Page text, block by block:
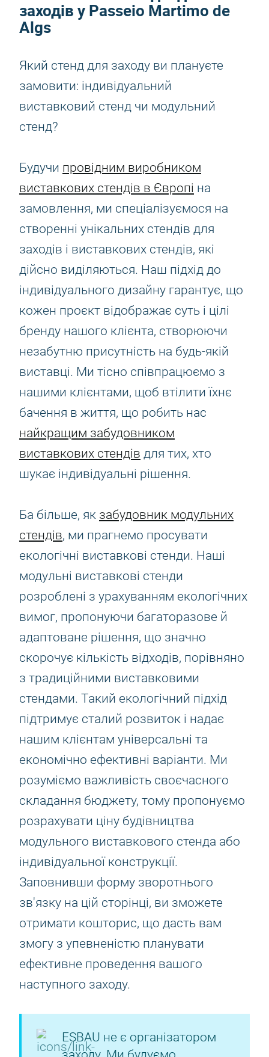
заходів у Passeio Martimo de
Algs
Який стенд для заходу ви плануєте
замовити: індивідуальний
виставковий стенд чи модульний
стенд?
Будучи провідним виробником
виставкових стендів в Європі на
замовлення, ми спеціалізуємося на
створенні унікальних стендів для
заходів і виставкових стендів, які
дійсно виділяються. Наш підхід до
індивідуального дизайну гарантує, що
кожен проєкт відображає суть і цілі
бренду нашого клієнта, створюючи
незабутню присутність на будь-якій
виставці. Ми тісно співпрацюємо з
нашими клієнтами, щоб втілити їхнє
бачення в життя, що робить нас
найкращим забудовником
виставкових стендів для тих, хто
шукає індивідуальні рішення.
Ба більше, як забудовник модульних
стендів, ми прагнемо просувати
екологічні виставкові стенди. Наші
модульні виставкові стенди
розроблені з урахуванням екологічних
вимог, пропонуючи багаторазове й
адаптоване рішення, що значно
скорочує кількість відходів, порівняно
з традиційними виставковими
стендами. Такий екологічний підхід
підтримує сталий розвиток і надає
нашим клієнтам універсальні та
економічно ефективні варіанти. Ми
розуміємо важливість своєчасного
складання бюджету, тому пропонуємо
розрахувати ціну будівництва
модульного виставкового стенда або
індивідуальної конструкції.
Заповнивши форму зворотнього
зв'язку на цій сторінці, ви зможете
отримати кошторис, що дасть вам
змогу з упевненістю планувати
ефективне проведення вашого
наступного заходу.
ESBAU не є організатором